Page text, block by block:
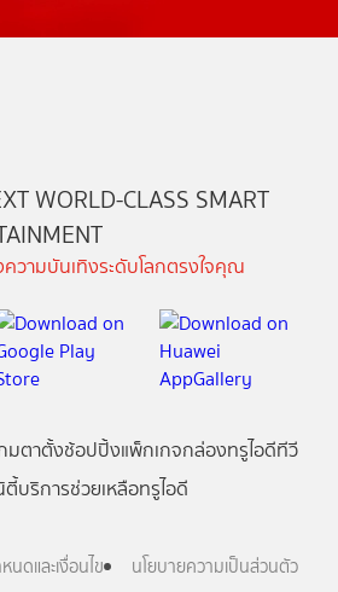
WORLD-CLASS SMART
วามบันเทิงระดับโลกตรงใจคุณ
มตาตั้งช้อปปิ้งแพ็กเกจกล่องทรูไอดีทีวี
ตี้บริการช่วยเหลือทรูไอดี
นดและเงื่อนไข
นโยบายความเป็นส่วนตัว